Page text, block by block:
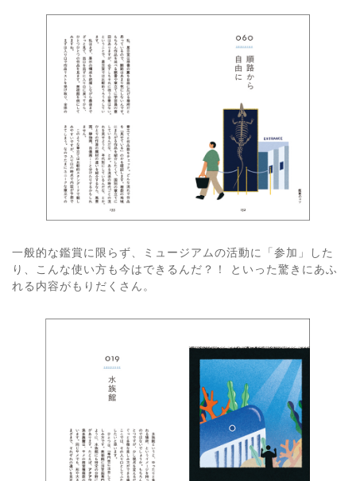
一般的な鑑賞に限らず、ミュージアムの活動に「参加」した
り、こんな使い方も今はできるんだ？！ といった驚きにあふ
れる内容がもりだくさん。